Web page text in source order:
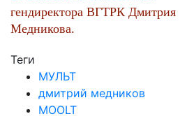
гендиректора ВГТРК Дмитрия
Медникова.
Теги
МУЛЬТ
дмитрий медников
MOOLT